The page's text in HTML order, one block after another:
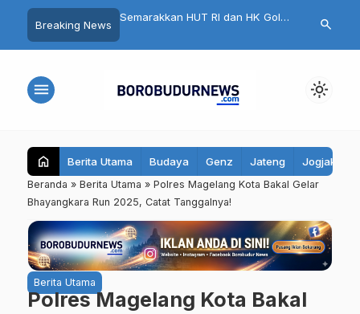
Breaking News
Dikukuhkan,
di Pemilu 2029
Semarakkan HUT RI dan HK Gold,
Sedot 10.500 Pelari
Bulan Dana
search
menu light_mode
home Berita Utama Budaya Genz Jateng Jogjakarta
Beranda » Berita Utama » Polres Magelang Kota Bakal Gelar
Bhayangkara Run 2025, Catat Tanggalnya!
Berita Utama
Polres Magelang Kota Bakal